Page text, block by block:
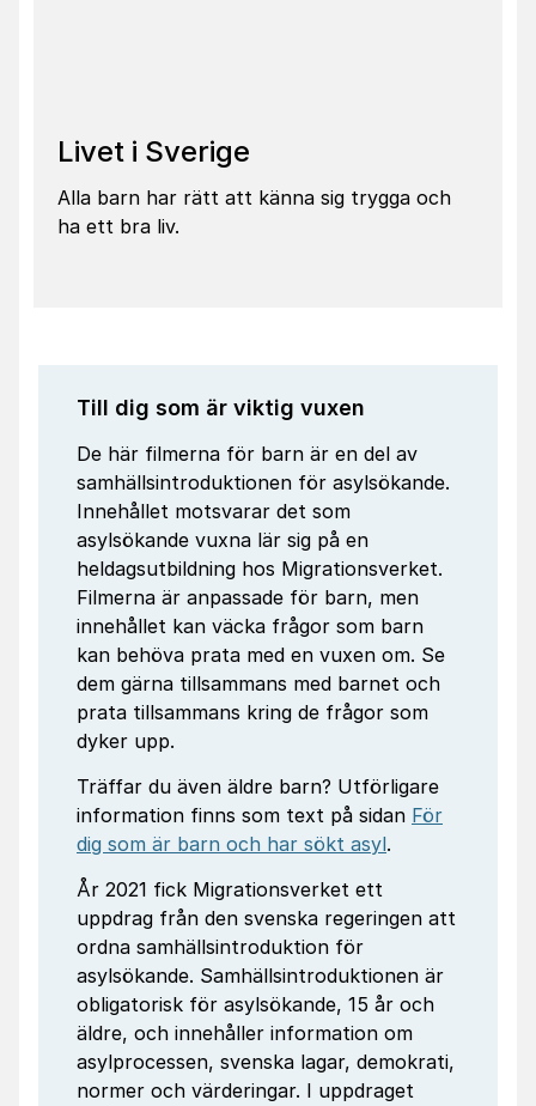
Livet i Sverige
Alla barn har rätt att känna sig trygga och
ha ett bra liv.
Till dig som är viktig vuxen
De här filmerna för barn är en del av
samhällsintroduktionen för asylsökande.
Innehållet motsvarar det som
asylsökande vuxna lär sig på en
heldagsutbildning hos Migrationsverket.
Filmerna är anpassade för barn, men
innehållet kan väcka frågor som barn
kan behöva prata med en vuxen om. Se
dem gärna tillsammans med barnet och
prata tillsammans kring de frågor som
dyker upp.
Träffar du även äldre barn? Utförligare
information finns som text på sidan För
dig som är barn och har sökt asyl.
År 2021 fick Migrationsverket ett
uppdrag från den svenska regeringen att
ordna samhällsintroduktion för
asylsökande. Samhällsintroduktionen är
obligatorisk för asylsökande, 15 år och
äldre, och innehåller information om
asylprocessen, svenska lagar, demokrati,
normer och värderingar. I uppdraget